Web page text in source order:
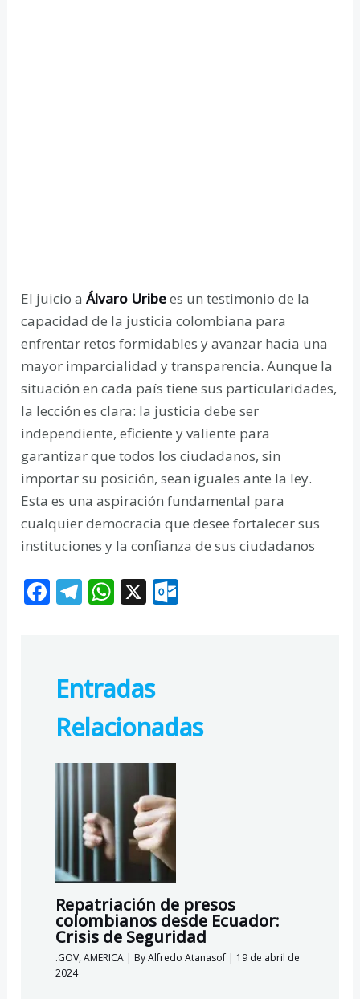
El juicio aÁlvaro Uribees un testimonio de la
capacidad de la justicia colombiana para
enfrentar retos formidables y avanzar hacia una
mayor imparcialidad y transparencia. Aunque la
situación en cada país tiene sus particularidades,
la lección es clara: la justicia debe ser
independiente, eficiente y valiente para
garantizar que todos los ciudadanos, sin
importar su posición, sean iguales ante la ley.
Esta es una aspiración fundamental para
cualquier democracia que desee fortalecer sus
instituciones y la confianza de sus ciudadanos
F
o
o
k
T
a
m
W
s
A
p
p
X
c
o
Entradas
Relacionadas
Repatriación de presos
colombianos desde Ecuador:
Crisis de Seguridad
.GOV,AMERICA| ByAlfredo Atanasof | 19 de abril de
2024